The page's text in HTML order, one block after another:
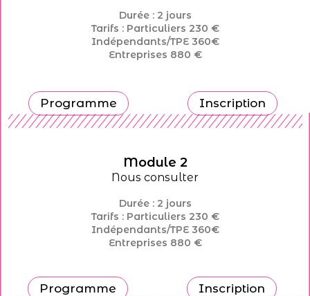
Durée : 2 jours
Tarifs : Particuliers 230 €
Indépendants/TPE 360€
Entreprises 880 €
Programme Inscription
Module 2
Nous consulter
Durée : 2 jours
Tarifs : Particuliers 230 €
Indépendants/TPE 360€
Entreprises 880 €
Programme Inscription